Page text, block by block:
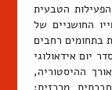
הטבעית
החושניים של
בתחומים רחבים
יום אידאולוגי
ההיסטוריה,
מרכזית: